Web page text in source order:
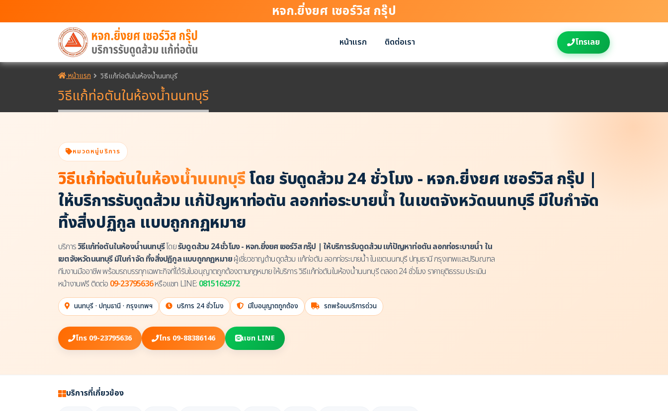
หจก.ยิ่งยศ เซอร์วิส กรุ๊ป
หน้าแรก ติดต่อเรา โทรเลย
หน้าแรก วิธีแก้ท่อตันในห้องน้ำนนทบุรี
วิธีแก้ท่อตันในห้องน้ำนนทบุรี
หมวดหมู่บริการ
วิธีแก้ท่อตันในห้องน้ำนนทบุรีโดย รับดูดส้วม 24 ชั่วโมง - หจก.ยิ่งยศ เซอร์วิส กรุ๊ป |
ให้บริการรับดูดส้วม แก้ปัญหาท่อตัน ลอกท่อระบายน้ำ ในเขตจังหวัดนนทบุรี มีใบกำจัด
ทิ้งสิ่งปฏิกูล แบบถูกกฏหมาย
บริการวิธีแก้ท่อตันในห้องน้ำนนทบุรีโดยรับดูดส้วม 24 ชั่วโมง - หจก.ยิ่งยศ เซอร์วิส กรุ๊ป | ให้บริการรับดูดส้วม แก้ปัญหาท่อตัน ลอกท่อระบายน้ำ ใน
เขตจังหวัดนนทบุรี มีใบกำจัด ทิ้งสิ่งปฏิกูล แบบถูกกฏหมายผู้เชี่ยวชาญด้านดูดส้วม แก้ท่อตัน ลอกท่อระบายน้ำ ในเขตนนทบุรี ปทุมธานี กรุงเทพและปริมณฑล
ทีมงานมืออาชีพ พร้อมรถบรรทุกเฉพาะกิจที่ได้รับใบอนุญาตถูกต้องตามกฎหมาย ให้บริการ วิธีแก้ท่อตันในห้องน้ำนนทบุรี ตลอด 24 ชั่วโมง ราคายุติธรรม ประเมิน
หน้างานฟรี ติดต่อ 09-23795636หรือแชท LINE: 0815162972
นนทบุรี · ปทุมธานี · กรุงเทพฯ บริการ 24 ชั่วโมง มีใบอนุญาตถูกต้อง รถพร้อมบริการด่วน
โทร 09-23795636 โทร 09-88386146 แชท LINE
บริการที่เกี่ยวข้อง